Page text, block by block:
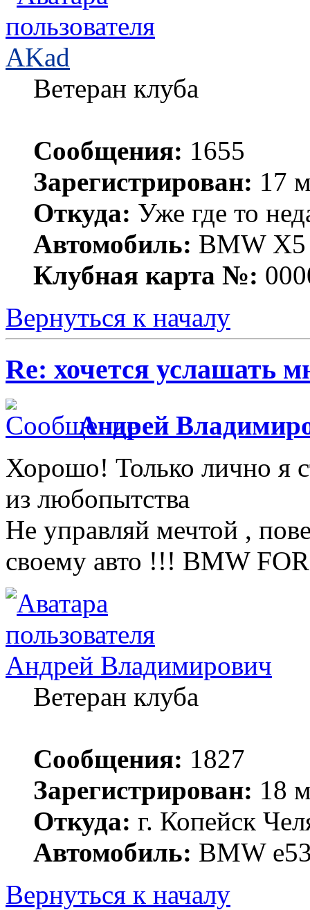
AKad
Ветеран клуба
Сообщения: 1655
Зарегистрирован: 17
Откуда: Уже где то
Автомобиль: BMW X5
Клубная карта №:
Вернуться к началу
Re: хочется услашать
Андрей
Хорошо! Только лично я
из любопытства
Не управляй мечтой ,
своему авто !!! BMW
Андрей Владимирович
Ветеран клуба
Сообщения: 1827
Зарегистрирован: 18
Откуда: г. Копейск
Автомобиль: BMW
Вернуться к началу